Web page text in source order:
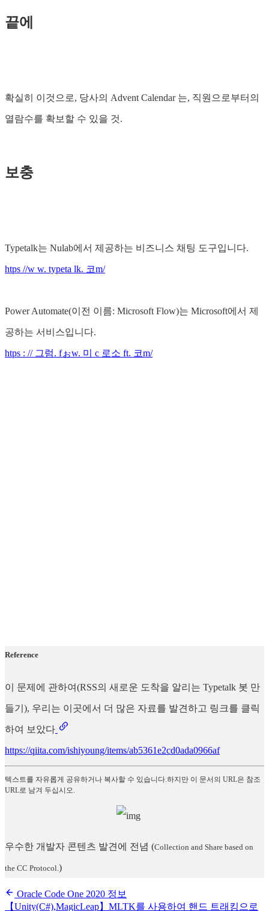
끝에
확실히 이것으로, 당사의 Advent Calendar 는, 직원으로부터의
열람수를 확보할 수 있을 것.
보충
Typetalk는 Nulab에서 제공하는 비즈니스 채팅 도구입니다.
htps //w w. typeta lk. 코m/
Power Automate(이전 이름: Microsoft Flow)는 Microsoft에서 제
공하는 서비스입니다.
htps : // 그럼. fぉw. 미 c 로소 ft. 코m/
Reference
이 문제에 관하여(RSS의 새로운 도착을 알리는 Typetalk 봇 만
들기), 우리는 이곳에서 더 많은 자료를 발견하고 링크를 클릭
하여 보았다
https://qiita.com/ishiyoung/items/ab5361e2cd0ada0966af
텍스트를 자유롭게 공유하거나 복사할 수 있습니다.하지만 이 문서의 URL은 참조
URL로 남겨 두십시오.
우수한 개발자 콘텐츠 발견에 전념 (Collection and Share based on
the CC Protocol. )
Oracle Code One 2020 정보
【Unity(C#),MagicLeap】MLTK를 사용하여 핸드 트래킹으로